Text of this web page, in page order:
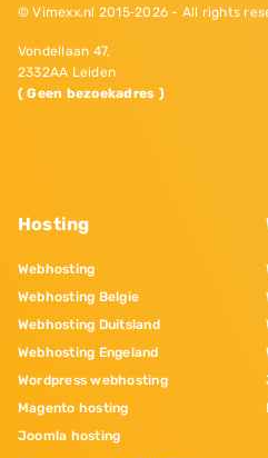
© Vimexx.nl 2015‐2026 - All rights
Vondellaan 47,
2332AA Leiden
( Geen bezoekadres )
Hosting
Webhosting
Webhosting Belgie
Webhosting Duitsland
Webhosting Engeland
Wordpress webhosting
Magento hosting
Joomla hosting